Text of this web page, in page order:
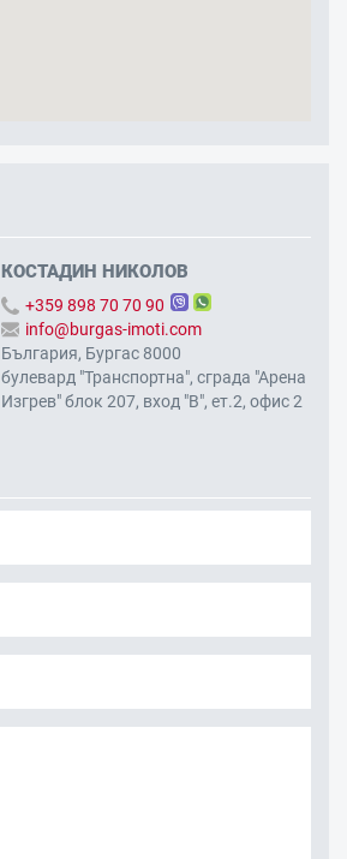
КОСТАДИН НИКОЛОВ
+359 898 70 70 90
info@burgas-imoti.com
България, Бургас 8000
булевард "Транспортна", сграда "Арена
Изгрев" блок 207, вход "В", ет.2, офис 2